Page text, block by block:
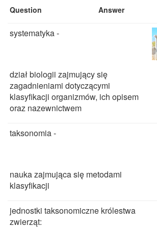
Question Answer
systematyka -
dział biologii zajmujący się
zagadnieniami dotyczącymi
klasyfikacji organizmów, ich opisem
oraz nazewnictwem
taksonomia -
nauka zajmująca się metodami
klasyfikacji
jednostki taksonomiczne królestwa
zwierząt: